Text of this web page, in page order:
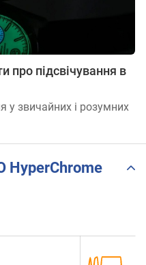
про підсвічування в
у звичайних і розумних
HyperChrome